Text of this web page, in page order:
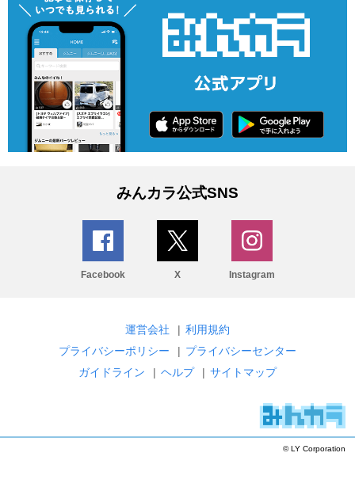
みんカラ公式SNS
Facebook X Instagram
運営会社 | 利用規約
プライバシーポリシー
| プライバシーセンター
ガイドライン
| ヘルプ | サイトマップ
© LY Corporation